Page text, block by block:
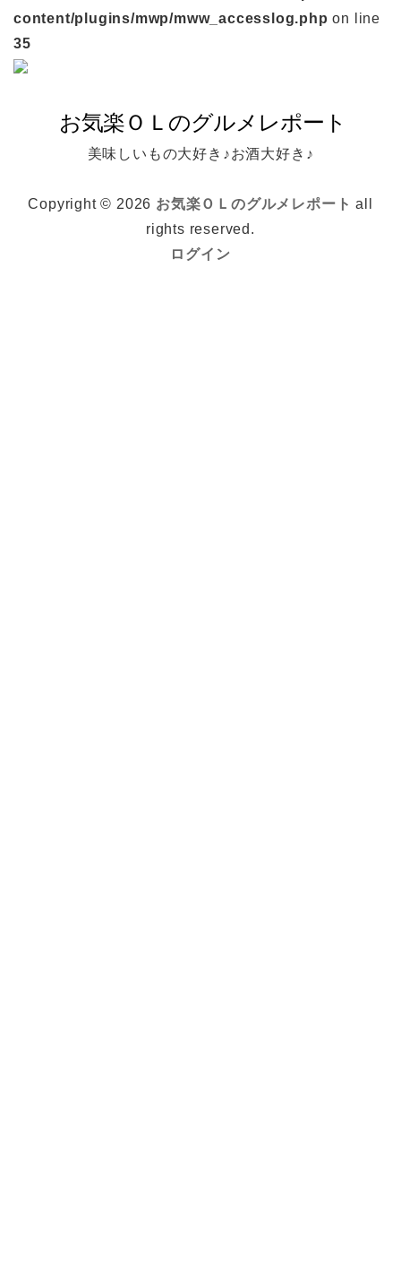
content/plugins/mwp/mww_accesslog.php on line
35
美味しいもの大好き♪お酒大好き♪
Copyright © 2026 お気楽ＯＬのグルメレポート all
rights reserved.
ログイン